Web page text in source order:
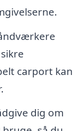
carport kan
dig om